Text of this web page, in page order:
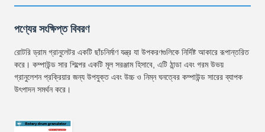
পণ্যের সংক্ষিপ্ত বিবরণ
রোটরি ড্রাম গ্রানুলেটর একটি ছাঁচনির্মাণ যন্ত্র যা উপকরণগুলিকে নির্দিষ্ট আকারে রূপান্তরিত
করে। কম্পাউন্ড সার শিল্পের একটি মূল সরঞ্জাম হিসাবে, এটি ঠান্ডা এবং গরম উভয়
গ্রানুলেশন প্রক্রিয়ার জন্য উপযুক্ত এবং উচ্চ ও নিম্ন ঘনত্বের কম্পাউন্ড সারের ব্যাপক
উৎপাদন সমর্থন করে।